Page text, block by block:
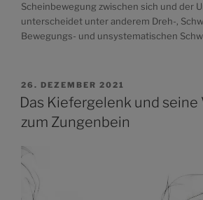
Scheinbewegung zwischen sich und der
unterscheidet unter anderem Dreh-,
Bewegungs- und unsystematischen
VERÖFFENTLICHT
AM
26. DEZEMBER 2021
Das Kiefergelenk und seine
zum Zungenbein